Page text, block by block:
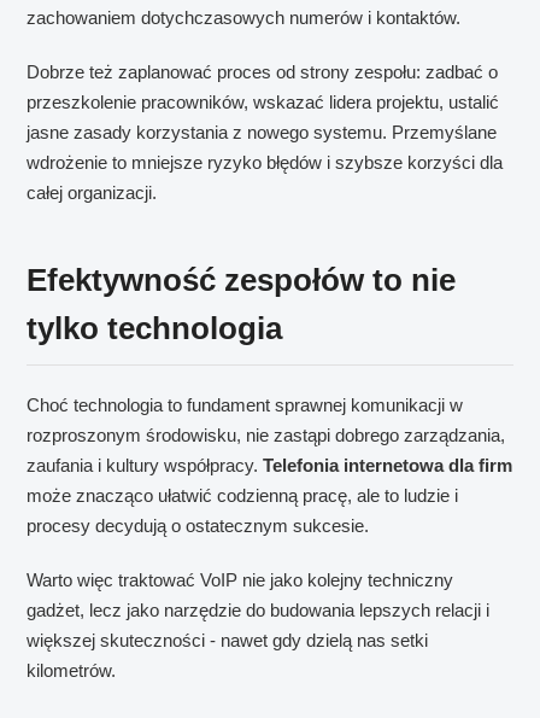
zachowaniem dotychczasowych numerów i kontaktów.
Dobrze też zaplanować proces od strony zespołu: zadbać o
przeszkolenie pracowników, wskazać lidera projektu, ustalić
jasne zasady korzystania z nowego systemu. Przemyślane
wdrożenie to mniejsze ryzyko błędów i szybsze korzyści dla
całej organizacji.
Efektywność zespołów to nie
tylko technologia
Choć technologia to fundament sprawnej komunikacji w
rozproszonym środowisku, nie zastąpi dobrego zarządzania,
zaufania i kultury współpracy.Telefonia internetowa dla firm
może znacząco ułatwić codzienną pracę, ale to ludzie i
procesy decydują o ostatecznym sukcesie.
Warto więc traktować VoIP nie jako kolejny techniczny
gadżet, lecz jako narzędzie do budowania lepszych relacji i
większej skuteczności - nawet gdy dzielą nas setki
kilometrów.